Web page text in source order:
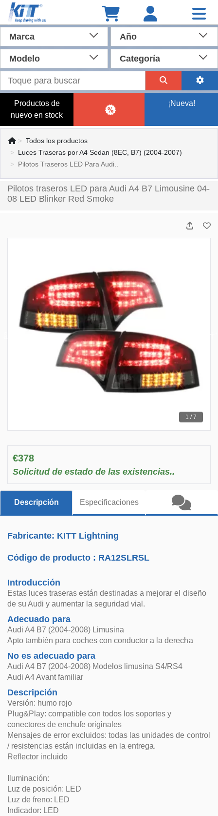
Marca Año
Modelo Categoría
Productos de
nuevo en stock
¡Nueva!
Todos los productos
Luces Traseras por A4 Sedan (8EC, B7) (2004-2007)
Pilotos Traseros LED Para Audi..
Pilotos traseros LED para Audi A4 B7 Limousine 04-
08 LED Blinker Red Smoke
1 / 7
€378
Solicitud de estado de las existencias..
Descripción Especificaciones
Fabricante: KITT Lightning
Código de producto : RA12SLRSL
Introducción
Estas luces traseras están destinadas a mejorar el diseño
de su Audi y aumentar la seguridad vial.
Adecuado para
Audi A4 B7 (2004-2008) Limusina
Apto también para coches con conductor a la derecha
No es adecuado para
Audi A4 B7 (2004-2008) Modelos limusina S4/RS4
Audi A4 Avant familiar
Descripción
Versión: humo rojo
Plug&Play: compatible con todos los soportes y
conectores de enchufe originales
Mensajes de error excluidos: todas las unidades de control
/ resistencias están incluidas en la entrega.
Reflector incluido
Iluminación:
Luz de posición: LED
Luz de freno: LED
Indicador: LED